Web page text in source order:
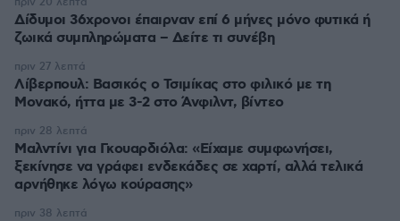
Δίδυμοι 36χρονοι έπαιρναν επί 6 μήνες μόνο φυτικά ή
ζωικά συμπληρώματα – Δείτε τι συνέβη
Λίβερπουλ: Βασικός ο Τσιμίκας στο φιλικό με τη
Μονακό, ήττα με 3-2 στο Άνφιλντ, βίντεο
πριν 27 λεπτά
Μαλντίνι για Γκουαρδιόλα: «Είχαμε συμφωνήσει,
ξεκίνησε να γράφει ενδεκάδες σε χαρτί, αλλά τελικά
αρνήθηκε λόγω κούρασης»
πριν 28 λεπτά
πριν 38 λεπτά